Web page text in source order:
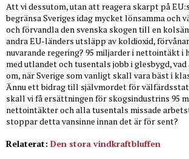
Att vi dessutom, utan att reagera skarpt på
begränsa Sveriges idag mycket lönsamma och
och förvandla den svenska skogen till en
andra EU-länders utsläpp av koldioxid,
nuvarande regering? 95 miljarder i nettointäkt i
med utlandet och tusentals jobb i glesbygd,
om, när Sverige som vanligt skall vara bäst i
Ännu ett bidrag till självmordet för
skall vi få ersättningen för skogsindustrins 95
nettointäkter och alla tusentals missade
stoppar detta vansinne innan det är för sent?
Relaterat: Den stora vindkraftbluffen